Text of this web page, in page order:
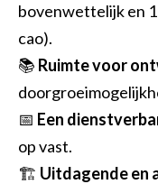
bovenwettelijk en
cao).
📚 Ruimte voor
📅 Een
op vast.
🏗️ Uitdagende en